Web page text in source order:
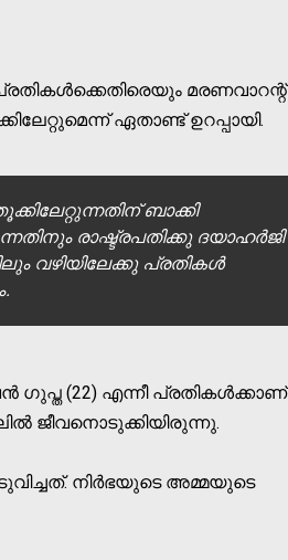
മരണവാറന്റ്
ഏതാണ്ട് ഉറപ്പായി.
ബാക്കി
രാഷ്ട്രപതിക്കു ദയാഹര്‍ജി
വഴിയിലേക്കു പ്രതികള്‍
ഗുപ്ത (22) എന്നീ പ്രതികള്‍ക്കാണ്
ജീവനൊടുക്കിയിരുന്നു.
നിര്‍ഭയുടെ അമ്മയുടെ